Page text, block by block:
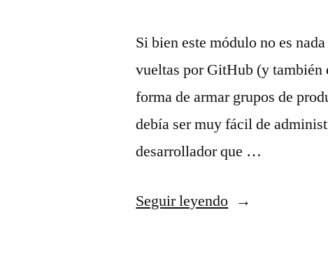
Si bien este módulo no es
vueltas por GitHub (y
forma de armar grupos de
debía ser muy fácil de
desarrollador que …
Seguir leyendo